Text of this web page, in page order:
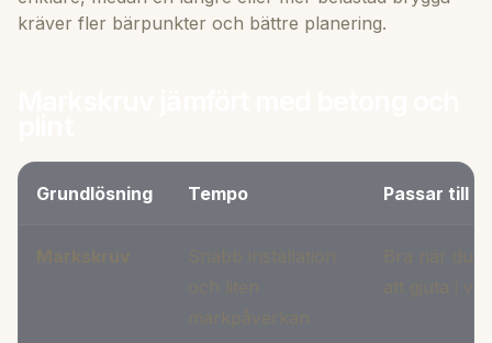
kräver fler bärpunkter och bättre planering.
Grundlösning Tempo Passar till